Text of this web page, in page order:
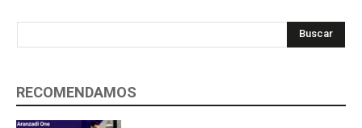
Buscar
RECOMENDAMOS